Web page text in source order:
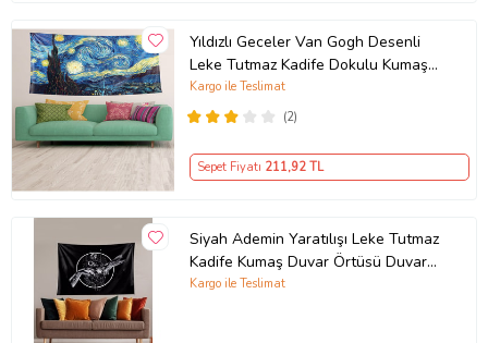
Yıldızlı Geceler Van Gogh Desenli
Leke Tutmaz Kadife Dokulu Kumaş
Duvar Örtüsü Duvar Halısı Tapestry
(Mavi-Sarı)
(2)
Kargo ile Teslimat
Sepet Fiyatı 211,92 TL
Siyah Ademin Yaratılışı Leke Tutmaz
Kadife Kumaş Duvar Örtüsü Duvar
Halısı Tapestry
Kargo ile Teslimat